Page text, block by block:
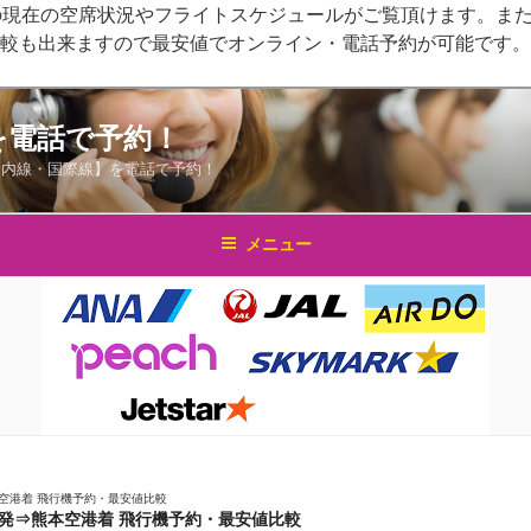
在の空席状況やフライトスケジュールがご覧頂けます。ま
も出来ますので最安値でオンライン・電話予約が可能です。